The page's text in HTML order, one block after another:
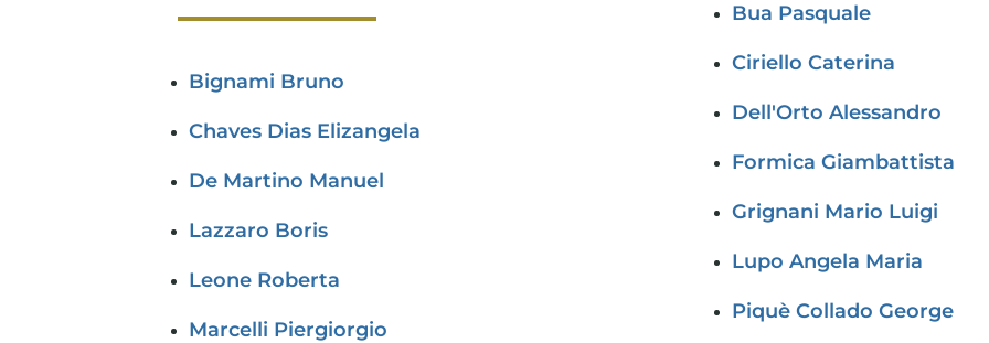
Bignami Bruno
Chaves Dias Elizangela
De Martino Manuel
Lazzaro Boris
Leone Roberta
Marcelli Piergiorgio
Bua Pasquale
Ciriello Caterina
Dell'Orto Alessandro
Formica Giambattista
Grignani Mario Luigi
Lupo Angela Maria
Piquè Collado George